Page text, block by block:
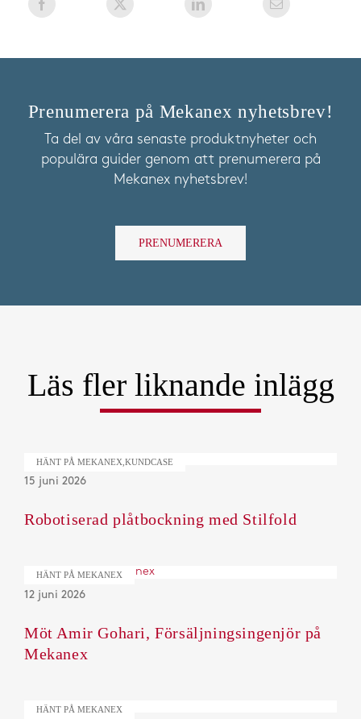
Prenumerera på Mekanex nyhetsbrev!
Ta del av våra senaste produktnyheter och
populära guider genom att prenumerera på
Mekanex nyhetsbrev!
PRENUMERERA
Läs fler liknande inlägg
HÄNT PÅ MEKANEX,KUNDCASE
15 juni 2026
Robotiserad plåtbockning med Stilfold
HÄNT PÅ MEKANEX
12 juni 2026
Möt Amir Gohari, Försäljningsingenjör på
Mekanex
HÄNT PÅ MEKANEX